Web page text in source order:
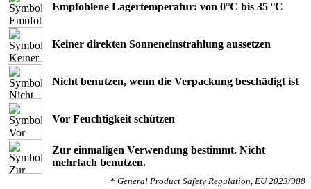
Empfohlene Lagertemperatur: von 0°C bis 35 °C
Keiner direkten Sonneneinstrahlung aussetzen
Nicht benutzen, wenn die Verpackung beschädigt ist
Vor Feuchtigkeit schützen
Zur einmaligen Verwendung bestimmt. Nicht
mehrfach benutzen.
* General Product Safety Regulation, EU 2023/988